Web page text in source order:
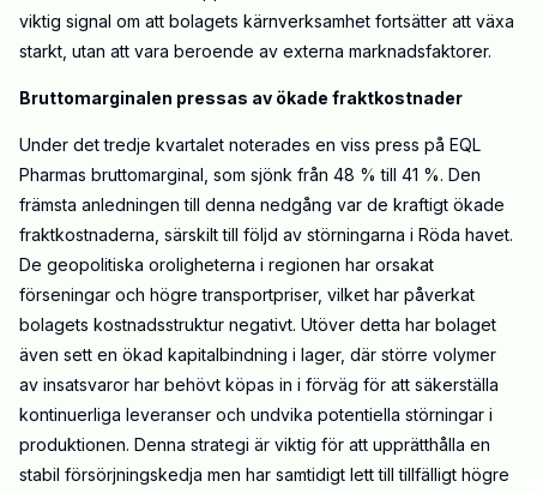
viktig signal om att bolagets kärnverksamhet fortsätter att växa
starkt, utan att vara beroende av externa marknadsfaktorer.
Bruttomarginalen pressas av ökade fraktkostnader
Under det tredje kvartalet noterades en viss press på EQL
Pharmas bruttomarginal, som sjönk från 48 % till 41 %. Den
främsta anledningen till denna nedgång var de kraftigt ökade
fraktkostnaderna, särskilt till följd av störningarna i Röda havet.
De geopolitiska oroligheterna i regionen har orsakat
förseningar och högre transportpriser, vilket har påverkat
bolagets kostnadsstruktur negativt. Utöver detta har bolaget
även sett en ökad kapitalbindning i lager, där större volymer
av insatsvaror har behövt köpas in i förväg för att säkerställa
kontinuerliga leveranser och undvika potentiella störningar i
produktionen. Denna strategi är viktig för att upprätthålla en
stabil försörjningskedja men har samtidigt lett till tillfälligt högre